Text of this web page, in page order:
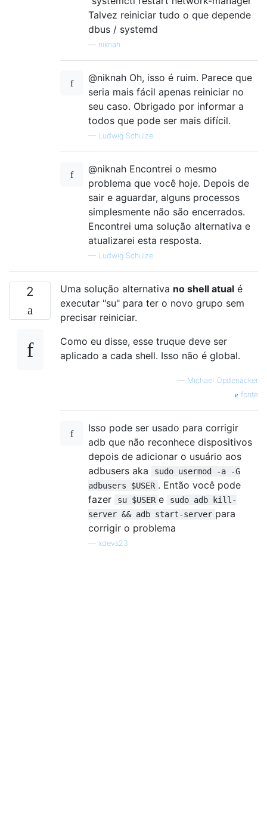
Talvez reiniciar tudo o que depende
dbus / systemd
niknah
@niknah Oh, isso é ruim. Parece que
seria mais fácil apenas reiniciar no
seu caso. Obrigado por informar a
todos que pode ser mais difícil.
— Ludwig Schulze
@niknah Encontrei o mesmo
problema que você hoje. Depois de
sair e aguardar, alguns processos
simplesmente não são encerrados.
Encontrei uma solução alternativa e
atualizarei esta resposta.
— Ludwig Schulze
2 Uma solução alternativa no shell atual é
executar "su" para ter o novo grupo sem
precisar reiniciar.
Como eu disse, esse truque deve ser
aplicado a cada shell. Isso não é global.
— Michael Opdenacker
fonte
Isso pode ser usado para corrigir
adb que não reconhece dispositivos
depois de adicionar o usuário aos
adbusers aka
sudo usermod -a -G
adbusers $USER . Então você pode
fazer
su $USER e
sudo adb kill-
server && adb start-server para
corrigir o problema
xdevs23